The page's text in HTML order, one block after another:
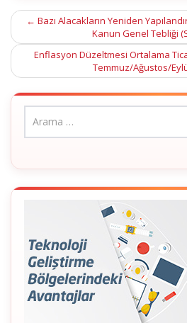
Post
navigation
← Bazı Alacakların Yeniden
Kanun Genel Tebliği
Enflasyon Düzeltmesi Ortalama
Temmuz/Ağustos/